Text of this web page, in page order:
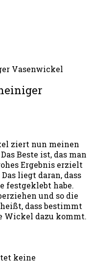
ziert nun meinen
Beste ist, das man
Ergebnis erzielt
liegt daran, dass
festgeklebt habe.
und so die
dass bestimmt
Wickel dazu kommt.
keine